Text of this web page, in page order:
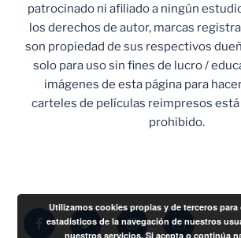
patrocinado ni afiliado a ningún
los derechos de autor, marcas
son propiedad de sus respectivos
solo para uso sin fines de lucro /
imágenes de esta página para
carteles de películas reimpresos
prohibido.
FacebookTwitter InstagramCorreo
Utilizamos cookies propias y de terceros
estadísticos de la navegación de nuestros
nuestros servicios. Si acepta o continúa